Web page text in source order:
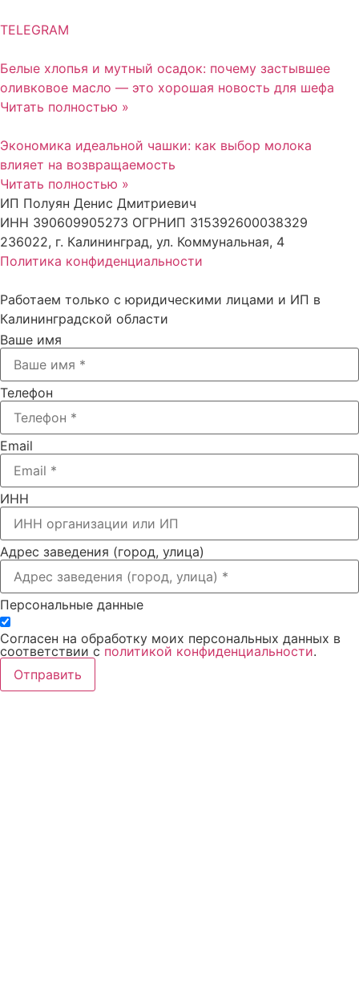
TELEGRAM
Белые хлопья и мутный осадок: почему застывшее
оливковое масло — это хорошая новость для шефа
Читать полностью »
Экономика идеальной чашки: как выбор молока
влияет на возвращаемость
Читать полностью »
ИП Полуян Денис Дмитриевич
ИНН 390609905273 ОГРНИП 315392600038329
236022, г. Калининград, ул. Коммунальная, 4
Политика конфиденциальности
Работаем только с юридическими лицами и ИП в
Калининградской области
Ваше имя
Телефон
Email
ИНН
Адрес заведения (город, улица)
Персональные данные
Согласен на обработку моих персональных данных в
соответствии с политикой конфиденциальности.
Отправить